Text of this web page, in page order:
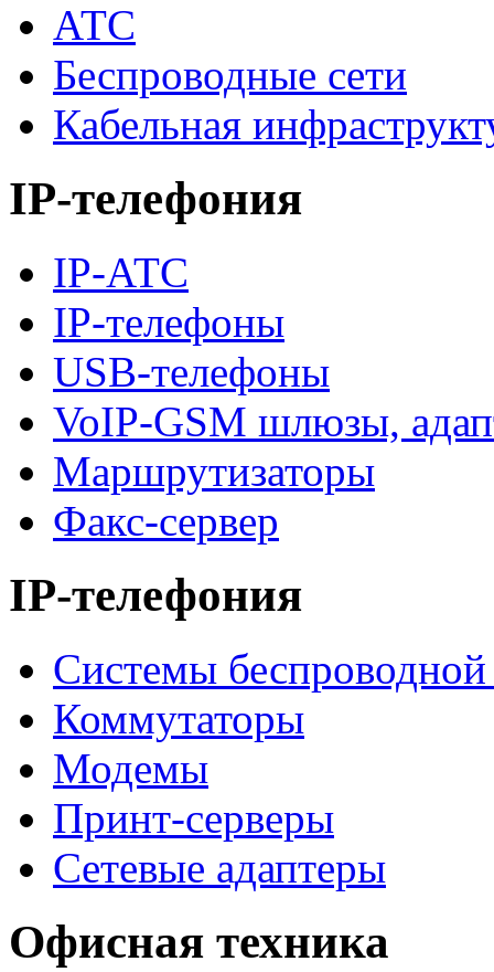
АТС
Беспроводные сети
Кабельная
IP-телефония
IP-АТС
IP-телефоны
USB-телефоны
VoIP-GSM шлюзы,
Маршрутизаторы
Факс-сервер
IP-телефония
Системы беспроводной
Коммутаторы
Модемы
Принт-серверы
Сетевые адаптеры
Офисная техника